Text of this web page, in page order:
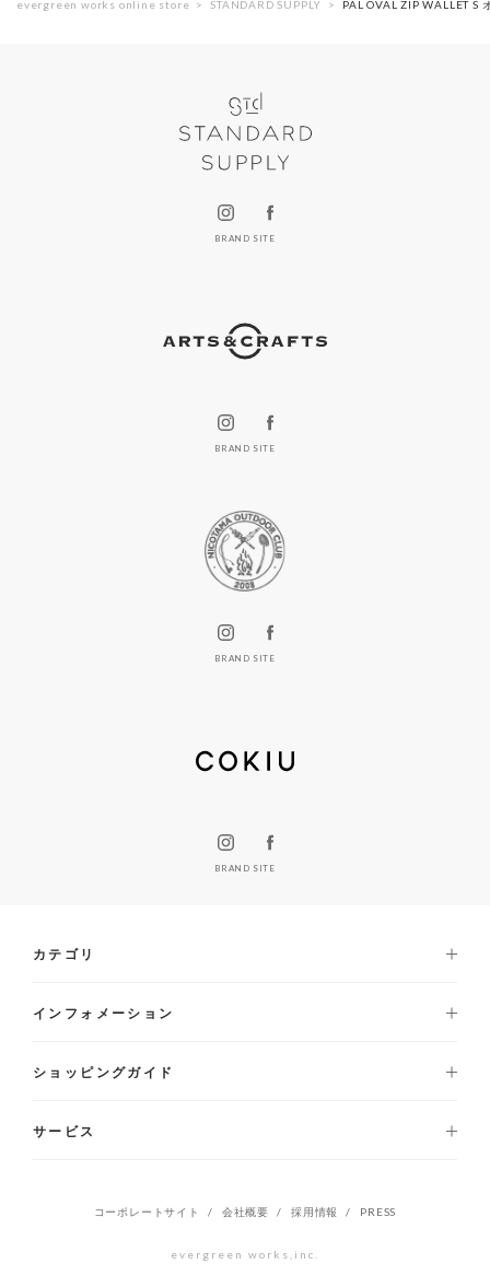
evergreen works online store STANDARD SUPPLY PAL OVAL ZIP WALLET S
BRAND SITE
BRAND SITE
BRAND SITE
BRAND SITE
カテゴリ
インフォメーション
ショッピングガイド
サービス
コーポレートサイト 会社概要 採用情報 PRESS
evergreen works,inc.